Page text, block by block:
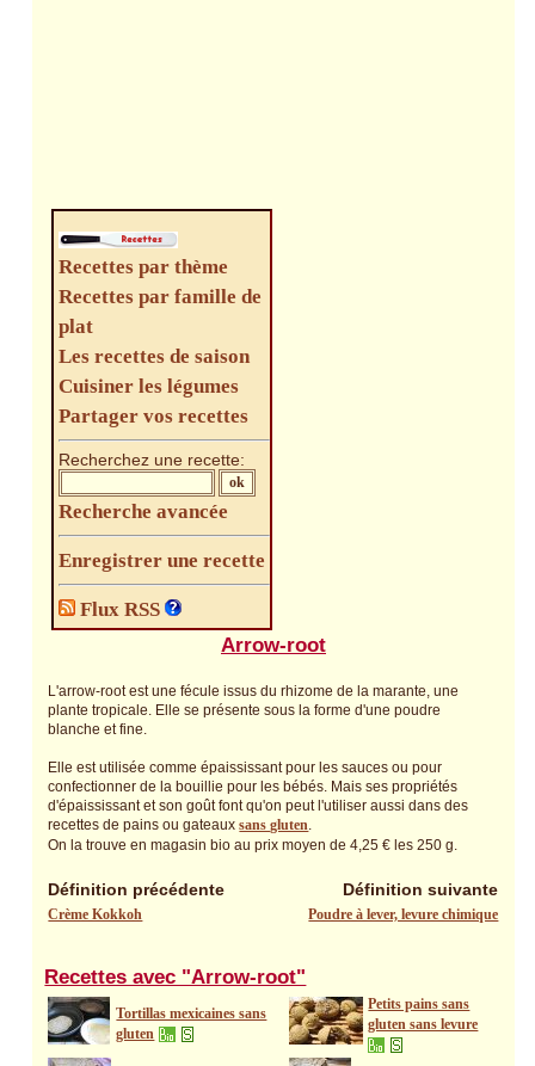
Recettes par thème
Recettes par famille de
plat
Les recettes de saison
Cuisiner les légumes
Partager vos recettes
Recherchez une recette:
Recherche avancée
Enregistrer une recette
Flux RSS
Arrow-root
L'arrow-root est une fécule issus du rhizome de la marante, une
plante tropicale. Elle se présente sous la forme d'une poudre
blanche et fine.
Elle est utilisée comme épaississant pour les sauces ou pour
confectionner de la bouillie pour les bébés. Mais ses propriétés
d'épaississant et son goût font qu'on peut l'utiliser aussi dans des
recettes de pains ou gateauxsans gluten.
On la trouve en magasin bio au prix moyen de 4,25 € les 250 g.
Définition précédente Définition suivante
Crème Kokkoh Poudre à lever, levure chimique
Recettes avec "Arrow-root"
Tortillas mexicaines sans
gluten
Petits pains sans
gluten sans levure